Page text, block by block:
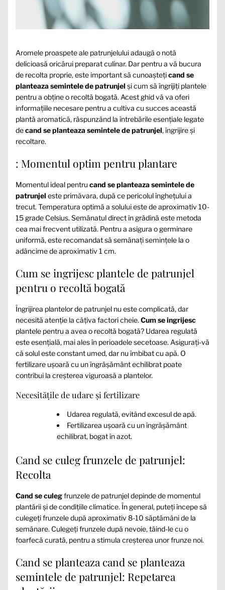
Aromele proaspete ale patrunjelului adaugă o notă
delicioasă oricărui preparat culinar. Dar pentru a vă bucura
de recolta proprie, este important să cunoaștețicand se
planteaza semintele de patrunjel și cum să îngrijiți plantele
pentru a obține o recoltă bogată. Acest ghid vă va oferi
informațiile necesare pentru a cultiva cu succes această
plantă aromatică, răspunzând la întrebările esențiale legate
decand se planteaza semintele de patrunjel, îngrijire și
recoltare.
: Momentul optim pentru plantare
Momentul ideal pentru cand se planteaza semintele de
patrunjel este primăvara, după ce pericolul înghețului a
trecut. Temperatura optimă a solului este de aproximativ 10-
15 grade Celsius. Semănatul direct în grădină este metoda
cea mai frecvent utilizată. Pentru a asigura o germinare
uniformă, este recomandat să semănați semințele la o
adâncime de aproximativ 1 cm.
Cum se ingrijesc plantele de patrunjel
pentru o recoltă bogată
Îngrijirea plantelor de patrunjel nu este complicată, dar
necesită atenție la câțiva factori cheie. Cum se ingrijesc
plantele pentru a avea o recoltă bogată? Udarea regulată
este esențială, mai ales în perioadele secetoase. Asigurați-vă
că solul este constant umed, dar nu îmbibat cu apă. O
fertilizare ușoară cu un îngrășământ echilibrat poate
contribui la creșterea viguroasă a plantelor.
Necesitățile de udare și fertilizare
Udarea regulată, evitând excesul de apă.
Fertilizarea ușoară cu un îngrășământ
echilibrat, bogat în azot.
Cand se culeg frunzele de patrunjel:
Recolta
Cand se culegfrunzele de patrunjel depinde de momentul
plantării și de condițiile climatice. În general, puteți începe să
culegeți frunzele după aproximativ 8-10 săptămâni de la
semănare. Culegeți frunzele după nevoie, tăind-le cu o
foarfecă curată, pentru a stimula creșterea unor frunze noi.
Cand se planteaza cand se planteaza
semintele de patrunjel: Repetarea